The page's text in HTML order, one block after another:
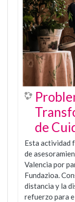
de
Esta actividad
de
Valencia por
Fundazioa.
distancia y la
refuerzo para